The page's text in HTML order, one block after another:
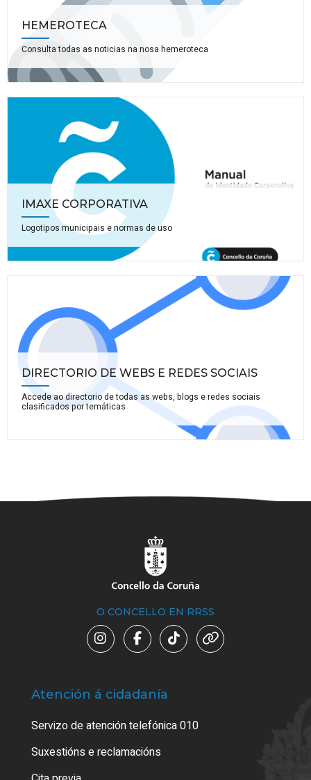
HEMEROTECA
Consulta todas as noticias na nosa hemeroteca
IMAXE CORPORATIVA
Logotipos municipais e normas de uso
DIRECTORIO DE WEBS E REDES SOCIAIS
Accede ao directorio de todas as webs, blogs e redes sociais
clasificados por temáticas
O CONCELLO EN RRSS
Atención á cidadanía
Servizo de atención telefónica 010
Suxestións e reclamacións